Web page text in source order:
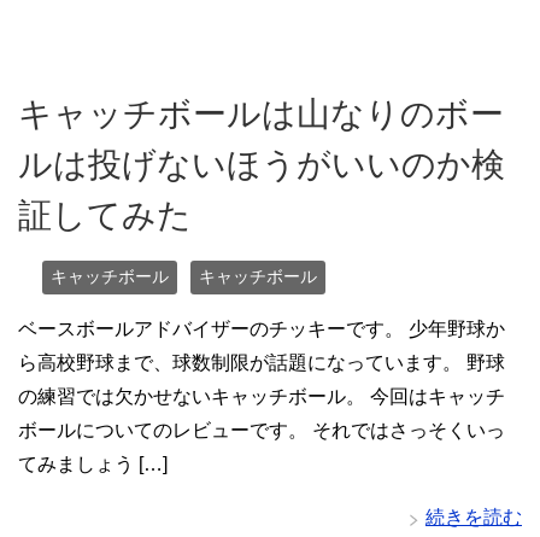
キャッチボールは山なりのボー
ルは投げないほうがいいのか検
証してみた
キャッチボール キャッチボール
ベースボールアドバイザーのチッキーです。 少年野球か
ら高校野球まで、球数制限が話題になっています。 野球
の練習では欠かせないキャッチボール。 今回はキャッチ
ボールについてのレビューです。 それではさっそくいっ
てみましょう […]
続きを読む